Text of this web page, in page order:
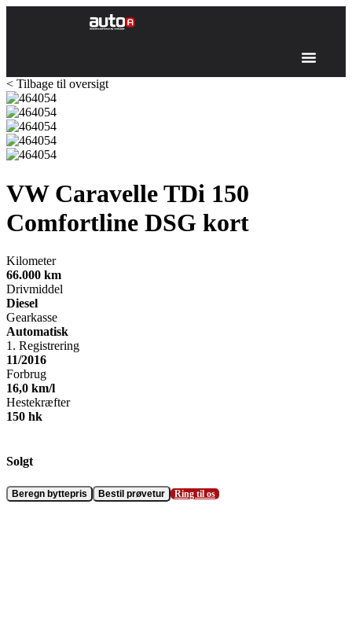
< Tilbage til oversigt
VW CaravelleTDi 150
Comfortline DSG kort
Kilometer
66.000 km
Drivmiddel
Diesel
Gearkasse
Automatisk
1. Registrering
11/2016
Forbrug
16,0 km/l
Hestekræfter
150 hk
Solgt
Beregn byttepris Bestil prøvetur Ring til os